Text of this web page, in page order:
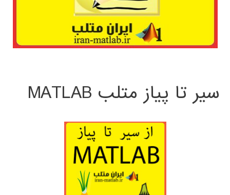
سیر تا پیاز متلب MATLAB